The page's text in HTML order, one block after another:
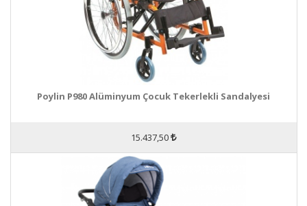
Poylin P980 Alüminyum Çocuk Tekerlekli Sandalyesi
15.437,50